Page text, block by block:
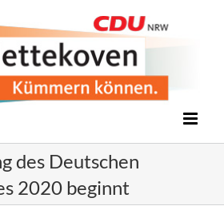
des Deutschen
2020 beginnt